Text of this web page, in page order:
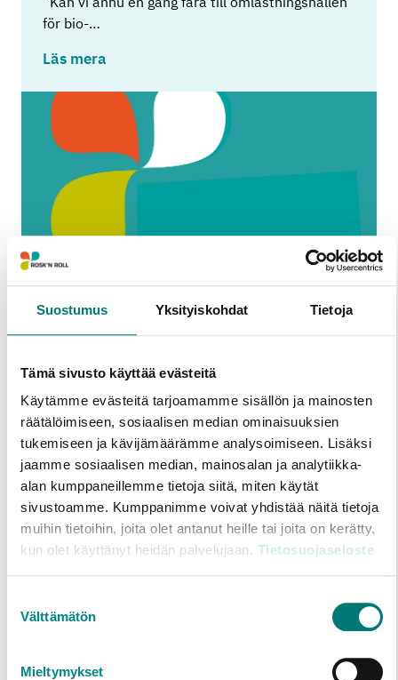
Suostumus Yksityiskohdat Tietoja
Tämä sivusto käyttää evästeitä
Käytämme evästeitä tarjoamamme sisällön ja mainosten
räätälöimiseen, sosiaalisen median ominaisuuksien
tukemiseen ja kävijämäärämme analysoimiseen. Lisäksi
jaamme sosiaalisen median, mainosalan ja analytiikka-
alan kumppaneillemme tietoja siitä, miten käytät
sivustoamme. Kumppanimme voivat yhdistää näitä tietoja
muihin tietoihin, joita olet antanut heille tai joita on kerätty,
kun olet käyttänyt heidän palvelujaan. Tietosuojaseloste
valinta
Välttämätön
Mieltymykset
för bio-…
Läs mera
3.9.2018 MEDDELANDE
3 000 sko­le­le­ver får be­kan­ta sig med
Läs mera
23.8.2018